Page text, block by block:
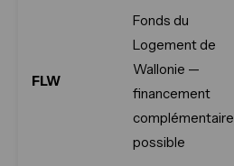
FLW
Fonds du
Logement de
Wallonie —
financement
complémentaire
possible